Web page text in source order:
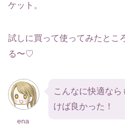
ケット。
試しに買って使ってみたとこ
る〜♡
ena
こんなに快適な
けば良かった！